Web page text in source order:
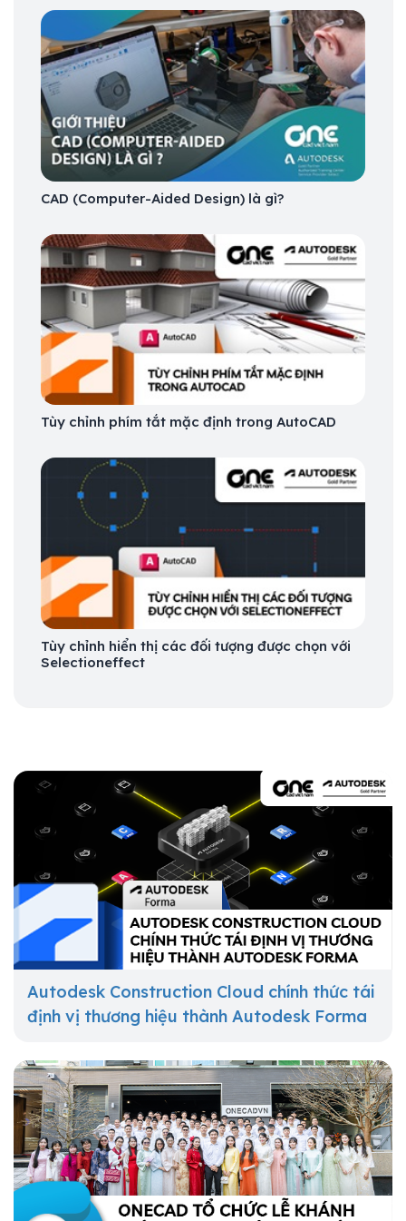
CAD (Computer-Aided Design) là gì?
Tùy chỉnh phím tắt mặc định trong AutoCAD
Tùy chỉnh hiển thị các đối tượng được chọn với
Selectioneffect
Autodesk Construction Cloud chính thức tái
định vị thương hiệu thành Autodesk Forma